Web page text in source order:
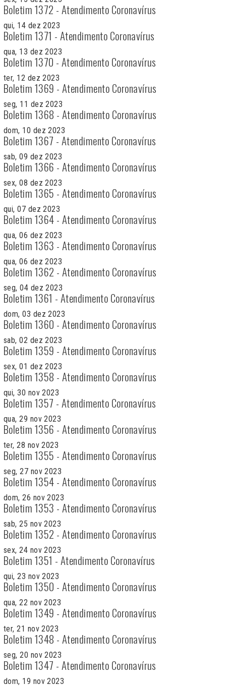
Boletim 1372 - Atendimento Coronavírus
qui, 14 dez 2023
Boletim 1371 - Atendimento Coronavírus
qua, 13 dez 2023
Boletim 1370 - Atendimento Coronavírus
ter, 12 dez 2023
Boletim 1369 - Atendimento Coronavírus
seg, 11 dez 2023
Boletim 1368 - Atendimento Coronavírus
dom, 10 dez 2023
Boletim 1367 - Atendimento Coronavírus
sab, 09 dez 2023
Boletim 1366 - Atendimento Coronavírus
sex, 08 dez 2023
Boletim 1365 - Atendimento Coronavírus
qui, 07 dez 2023
Boletim 1364 - Atendimento Coronavírus
qua, 06 dez 2023
Boletim 1363 - Atendimento Coronavírus
qua, 06 dez 2023
Boletim 1362 - Atendimento Coronavírus
seg, 04 dez 2023
Boletim 1361 - Atendimento Coronavírus
dom, 03 dez 2023
Boletim 1360 - Atendimento Coronavírus
sab, 02 dez 2023
Boletim 1359 - Atendimento Coronavírus
sex, 01 dez 2023
Boletim 1358 - Atendimento Coronavírus
qui, 30 nov 2023
Boletim 1357 - Atendimento Coronavírus
qua, 29 nov 2023
Boletim 1356 - Atendimento Coronavírus
ter, 28 nov 2023
Boletim 1355 - Atendimento Coronavírus
seg, 27 nov 2023
Boletim 1354 - Atendimento Coronavírus
dom, 26 nov 2023
Boletim 1353 - Atendimento Coronavírus
sab, 25 nov 2023
Boletim 1352 - Atendimento Coronavírus
sex, 24 nov 2023
Boletim 1351 - Atendimento Coronavírus
qui, 23 nov 2023
Boletim 1350 - Atendimento Coronavírus
qua, 22 nov 2023
Boletim 1349 - Atendimento Coronavírus
ter, 21 nov 2023
Boletim 1348 - Atendimento Coronavírus
seg, 20 nov 2023
Boletim 1347 - Atendimento Coronavírus
dom, 19 nov 2023